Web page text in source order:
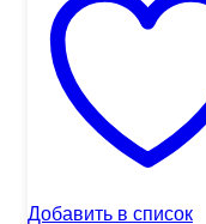
Добавить в список